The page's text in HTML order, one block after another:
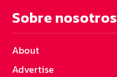
Sobre nosotros
About
Advertise